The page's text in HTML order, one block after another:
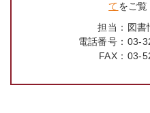
てをご覧
担当： 図書
電話番号： 03-
FAX： 03-